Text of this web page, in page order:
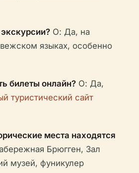
О: Да, на
языках, особенно
билеты онлайн? О: Да,
туристический сайт
места находятся
Брюгген, Зал
музей, фуникулер